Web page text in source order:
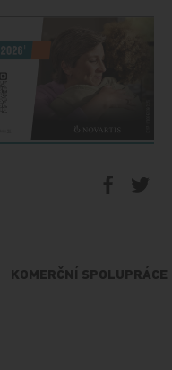
KOMERČNÍ SPOLUPRÁCE